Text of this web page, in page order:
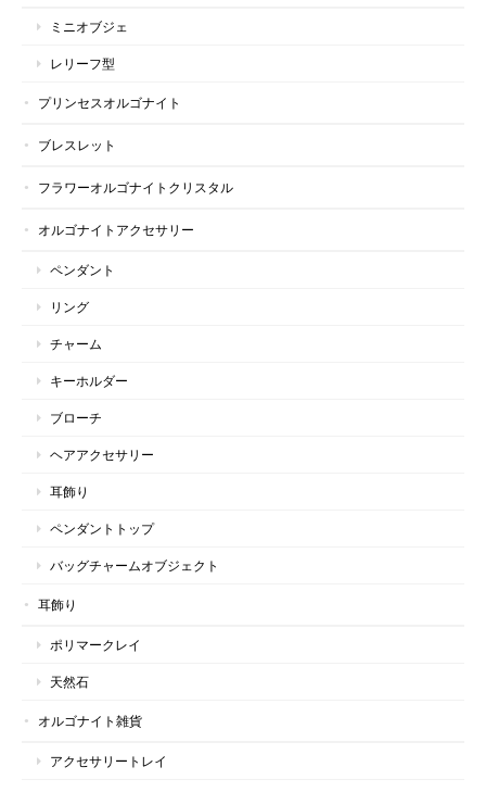
ミニオブジェ
レリーフ型
プリンセスオルゴナイト
ブレスレット
フラワーオルゴナイトクリスタル
オルゴナイトアクセサリー
ペンダント
リング
チャーム
キーホルダー
ブローチ
ヘアアクセサリー
耳飾り
ペンダントトップ
バッグチャームオブジェクト
耳飾り
ポリマークレイ
天然石
オルゴナイト雑貨
アクセサリートレイ